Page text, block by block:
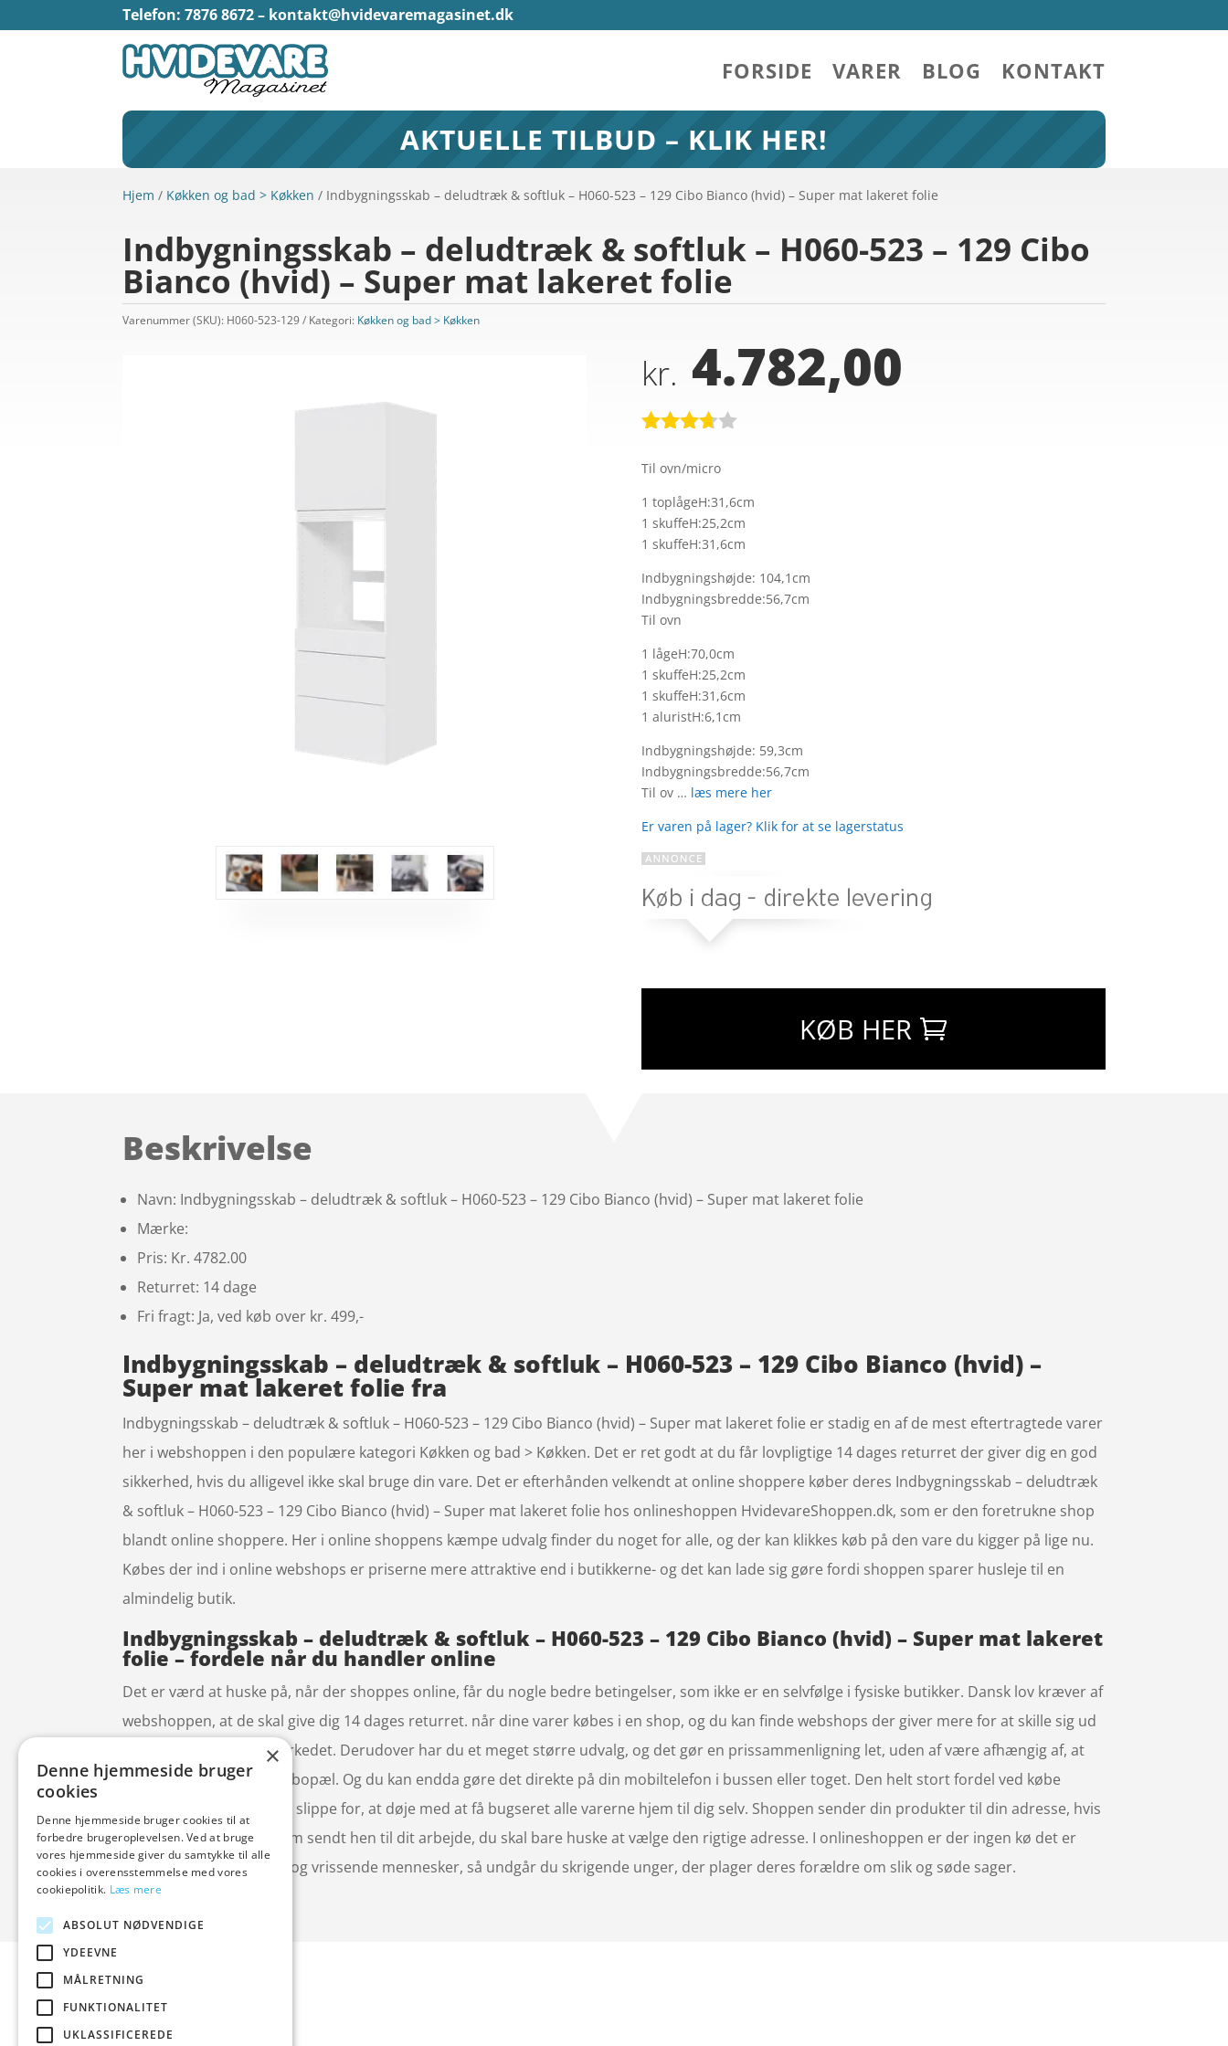
Telefon: 7876 8672 – kontakt@hvidevaremagasinet.dk
FORSIDE VARER BLOG KONTAKT
AKTUELLE TILBUD – KLIK HER!
Hjem / Køkken og bad > Køkken / Indbygningsskab – deludtræk & softluk – H060-523 – 129 Cibo Bianco (hvid) – Super mat lakeret folie
Indbygningsskab – deludtræk & softluk – H060-523 – 129 Cibo
Bianco (hvid) – Super mat lakeret folie
Varenummer (SKU): H060-523-129 Kategori: Køkken og bad > Køkken
kr. 4.782,00
som
af 5
baseret
på
dømmel
ser
Til ovn/micro
1 toplågeH:31,6cm
1 skuffeH:25,2cm
1 skuffeH:31,6cm
Indbygningshøjde: 104,1cm
Indbygningsbredde:56,7cm
Til ovn
1 lågeH:70,0cm
1 skuffeH:25,2cm
1 skuffeH:31,6cm
1 aluristH:6,1cm
Indbygningshøjde: 59,3cm
Indbygningsbredde:56,7cm
Til ov … læs mere her
Er varen på lager? Klik for at se lagerstatus
KØB HER
Beskrivelse
Navn: Indbygningsskab – deludtræk & softluk – H060-523 – 129 Cibo Bianco (hvid) – Super mat lakeret folie
Mærke:
Pris: Kr. 4782.00
Returret: 14 dage
Fri fragt: Ja, ved køb over kr. 499,-
Indbygningsskab – deludtræk & softluk – H060-523 – 129 Cibo Bianco (hvid) –
Super mat lakeret folie fra
Indbygningsskab – deludtræk & softluk – H060-523 – 129 Cibo Bianco (hvid) – Super mat lakeret folie er stadig en af de mest eftertragtede varer
her i webshoppen i den populære kategori Køkken og bad > Køkken. Det er ret godt at du får lovpligtige 14 dages returret der giver dig en god
sikkerhed, hvis du alligevel ikke skal bruge din vare. Det er efterhånden velkendt at online shoppere køber deres Indbygningsskab – deludtræk
& softluk – H060-523 – 129 Cibo Bianco (hvid) – Super mat lakeret folie hos onlineshoppen HvidevareShoppen.dk, som er den foretrukne shop
blandt online shoppere. Her i online shoppens kæmpe udvalg finder du noget for alle, og der kan klikkes køb på den vare du kigger på lige nu.
Købes der ind i online webshops er priserne mere attraktive end i butikkerne- og det kan lade sig gøre fordi shoppen sparer husleje til en
almindelig butik.
Indbygningsskab – deludtræk & softluk – H060-523 – 129 Cibo Bianco (hvid) – Super mat lakeret
folie – fordele når du handler online
Det er værd at huske på, når der shoppes online, får du nogle bedre betingelser, som ikke er en selvfølge i fysiske butikker. Dansk lov kræver af
webshoppen, at de skal give dig 14 dages returret. når dine varer købes i en shop, og du kan finde webshops der giver mere for at skille sig ud
fra konkurrenterne i markedet. Derudover har du et meget større udvalg, og det gør en prissammenligning let, uden af være afhængig af, at
det skal være tæt på din bopæl. Og du kan endda gøre det direkte på din mobiltelefon i bussen eller toget. Den helt stort fordel ved købe
produkterne online er at slippe for, at døje med at få bugseret alle varerne hjem til dig selv. Shoppen sender din produkter til din adresse, hvis
du ikke har valgt at få dem sendt hen til dit arbejde, du skal bare huske at vælge den rigtige adresse. I onlineshoppen er der ingen kø det er
slut med dårlig køkultur og vrissende mennesker, så undgår du skrigende unger, der plager deres forældre om slik og søde sager.
×
Denne hjemmeside bruger
cookies
Denne hjemmeside bruger cookies til at
forbedre brugeroplevelsen. Ved at bruge
vores hjemmeside giver du samtykke til alle
cookies i overensstemmelse med vores
cookiepolitik. Læs mere
ABSOLUT NØDVENDIGE
YDEEVNE
MÅLRETNING
FUNKTIONALITET
UKLASSIFICEREDE